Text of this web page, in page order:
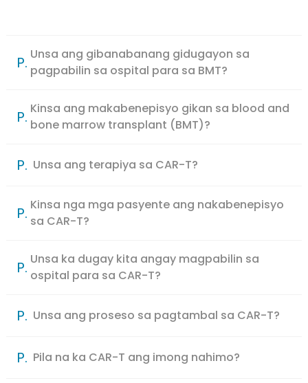
P. Unsa ang gibanabanang gidugayon sa
pagpabilin sa ospital para sa BMT?
P. Kinsa ang makabenepisyo gikan sa blood and
bone marrow transplant (BMT)?
P. Unsa ang terapiya sa CAR-T?
P. Kinsa nga mga pasyente ang nakabenepisyo
sa CAR-T?
P. Unsa ka dugay kita angay magpabilin sa
ospital para sa CAR-T?
P. Unsa ang proseso sa pagtambal sa CAR-T?
P. Pila na ka CAR-T ang imong nahimo?